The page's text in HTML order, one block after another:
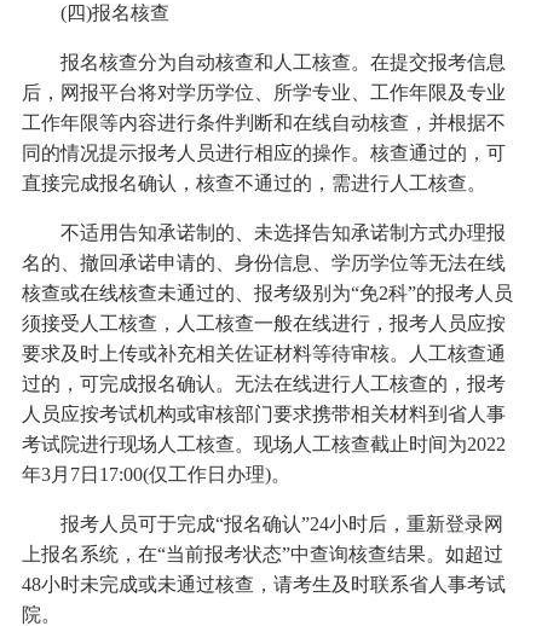
(四)报名核查
报名核查分为自动核查和人工核查。在提交报考信息
后，网报平台将对学历学位、所学专业、工作年限及专业
工作年限等内容进行条件判断和在线自动核查，并根据不
同的情况提示报考人员进行相应的操作。核查通过的，可
直接完成报名确认，核查不通过的，需进行人工核查。
不适用告知承诺制的、未选择告知承诺制方式办理报
名的、撤回承诺申请的、身份信息、学历学位等无法在线
核查或在线核查未通过的、报考级别为“免2科”的报考人员
须接受人工核查，人工核查一般在线进行，报考人员应按
要求及时上传或补充相关佐证材料等待审核。人工核查通
过的，可完成报名确认。无法在线进行人工核查的，报考
人员应按考试机构或审核部门要求携带相关材料到省人事
考试院进行现场人工核查。现场人工核查截止时间为2022
年3月7日17:00(仅工作日办理)。
报考人员可于完成“报名确认”24小时后，重新登录网
上报名系统，在“当前报考状态”中查询核查结果。如超过
48小时未完成或未通过核查，请考生及时联系省人事考试
院。